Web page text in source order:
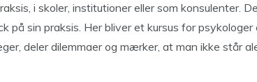
i skoler, institutioner eller som konsulenter.
sin praksis. Her bliver et kursus for psykologer
deler dilemmaer og mærker, at man ikke står